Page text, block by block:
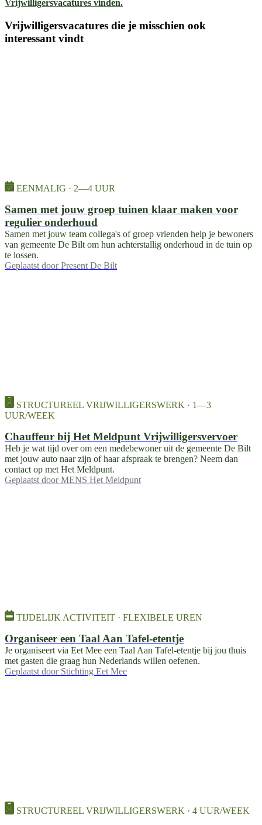
Vrijwilligersvacatures vinden.
Vrijwilligersvacatures die je misschien ook
interessant vindt
EENMALIG · 2—4 UUR
Samen met jouw groep tuinen klaar maken voor
regulier onderhoud
Samen met jouw team collega's of groep vrienden help je bewoners
van gemeente De Bilt om hun achterstallig onderhoud in de tuin op
te lossen.
Geplaatst door Present De Bilt
STRUCTUREEL VRIJWILLIGERSWERK · 1—3
UUR/WEEK
Chauffeur bij Het Meldpunt Vrijwilligersvervoer
Heb je wat tijd over om een medebewoner uit de gemeente De Bilt
met jouw auto naar zijn of haar afspraak te brengen? Neem dan
contact op met Het Meldpunt.
Geplaatst door MENS Het Meldpunt
TIJDELIJK ACTIVITEIT · FLEXIBELE UREN
Organiseer een Taal Aan Tafel-etentje
Je organiseert via Eet Mee een Taal Aan Tafel-etentje bij jou thuis
met gasten die graag hun Nederlands willen oefenen.
Geplaatst door Stichting Eet Mee
STRUCTUREEL VRIJWILLIGERSWERK · 4 UUR/WEEK